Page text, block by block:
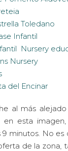
Toledano
Infantil
Nursery
Nursery
del Encinar
al más
en esta imagen,
minutos. No es
de la zona,